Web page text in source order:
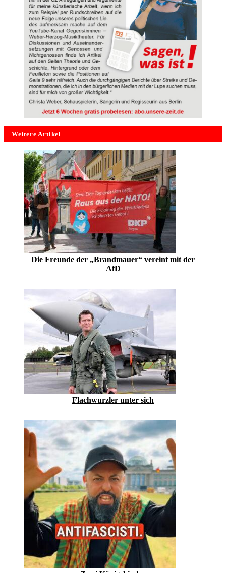
Weitere Artikel
Die Freunde der „Brandmauer“ vereint mit der
AfD
Flachwurzler unter sich